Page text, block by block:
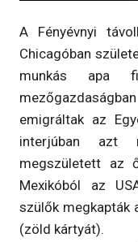
A Fényévnyi
Chicagóban
munkás apa
emigráltak az
interjúban azt
megszületett az
Mexikóból az
szülők megkapták
(zöld kártyát).